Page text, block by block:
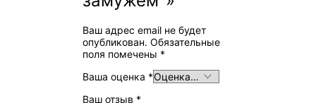
Ваш адрес email не будет
опубликован. Обязательные
поля помечены *
Ваша оценка *
Ваш отзыв *